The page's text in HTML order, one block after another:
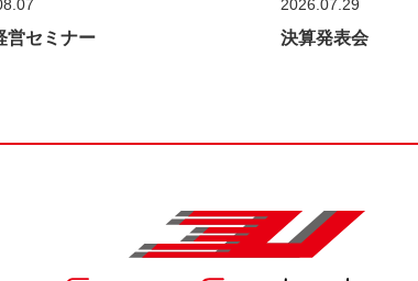
営セミナー
2026.07.29
決算発表会